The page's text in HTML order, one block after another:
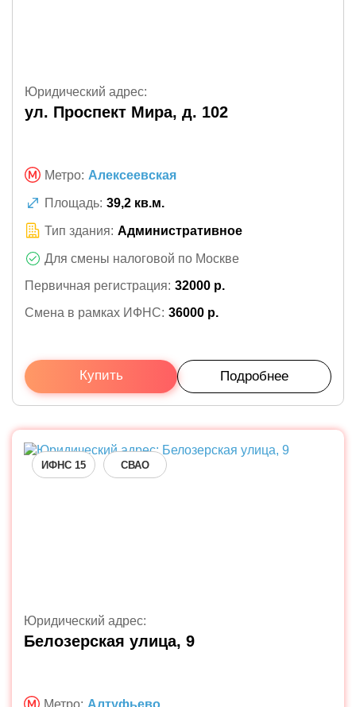
Юридический адрес:
ул. Проспект Мира, д. 102
Метро: Алексеевская
Площадь: 39,2 кв.м.
Тип здания: Административное
Для смены налоговой по Москве
Первичная регистрация: 32000 р.
Смена в рамках ИФНС: 36000 р.
Купить Подробнее
ИФНС 15 СВАО
Юридический адрес:
Белозерская улица, 9
Метро: Алтуфьево